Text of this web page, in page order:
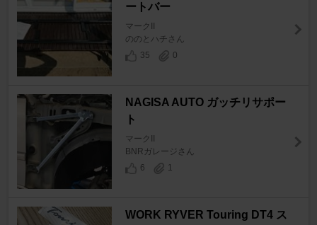
ートバー
マークII
ののとハチさん
35
0
NAGISA AUTO ガッチリサポー
ト
マークII
BNRガレージさん
6
1
WORK RYVER Touring DT4 ス